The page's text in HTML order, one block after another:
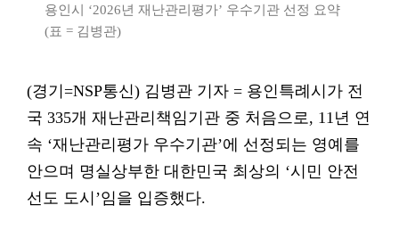
용인시 ‘2026년 재난관리평가’ 우수기관 선정 요약
(표 = 김병관)
(경기=NSP통신) 김병관 기자 = 용인특례시가 전
국 335개 재난관리책임기관 중 처음으로, 11년 연
속 ‘재난관리평가 우수기관’에 선정되는 영예를
안으며 명실상부한 대한민국 최상의 ‘시민 안전
선도 도시’임을 입증했다.